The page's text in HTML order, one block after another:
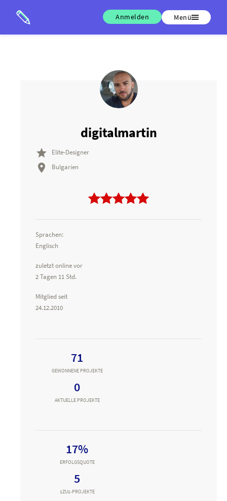
Anmelden Menü
digitalmartin
 Elite-Designer
 Bulgarien
Sprachen:
Englisch
zuletzt online vor
2 Tagen 11 Std.
Mitglied seit
24.12.2010
71
GEWONNENE PROJEKTE
0
AKTUELLE PROJEKTE
17%
ERFOLGSQUOTE
5
1ZU1-PROJEKTE